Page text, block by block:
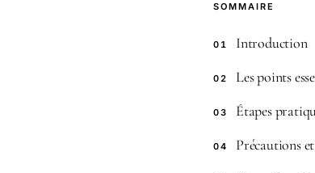
SOMMAIRE
01 Introduction
02 Les points
03 Étapes
04 Précautions